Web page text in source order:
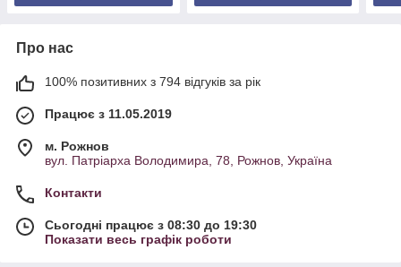
Про нас
100% позитивних з 794 відгуків за рік
Працює з 11.05.2019
м. Рожнов
вул. Патріарха Володимира, 78, Рожнов, Україна
Контакти
Сьогодні працює з 08:30 до 19:30
Показати весь графік роботи